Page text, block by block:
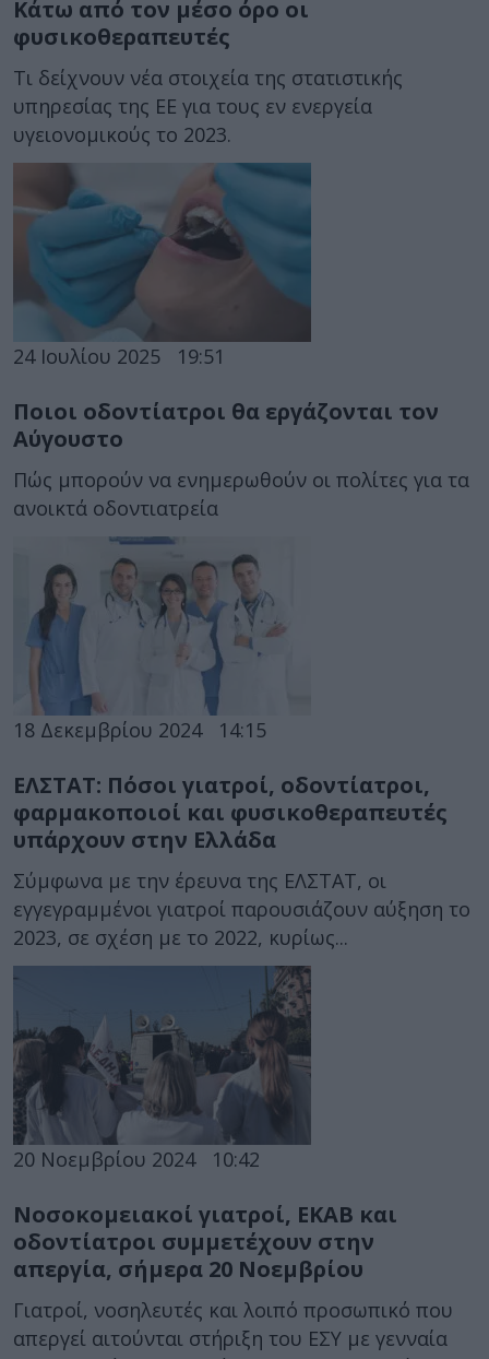
Κάτω από τον μέσο όρο οι
φυσικοθεραπευτές
Τι δείχνουν νέα στοιχεία της στατιστικής
υπηρεσίας της ΕΕ για τους εν ενεργεία
υγειονομικούς το 2023.
24 Ιουλίου 2025 19:51
Ποιοι οδοντίατροι θα εργάζονται τον
Αύγουστο
Πώς μπορούν να ενημερωθούν οι πολίτες για τα
ανοικτά οδοντιατρεία
18 Δεκεμβρίου 2024 14:15
ΕΛΣΤΑΤ: Πόσοι γιατροί, οδοντίατροι,
φαρμακοποιοί και φυσικοθεραπευτές
υπάρχουν στην Ελλάδα
Σύμφωνα με την έρευνα της ΕΛΣΤΑΤ, οι
εγγεγραμμένοι γιατροί παρουσιάζουν αύξηση το
2023, σε σχέση με το 2022, κυρίως...
20 Νοεμβρίου 2024 10:42
Νοσοκομειακοί γιατροί, ΕΚΑΒ και
οδοντίατροι συμμετέχουν στην
απεργία, σήμερα 20 Νοεμβρίου
Γιατροί, νοσηλευτές και λοιπό προσωπικό που
απεργεί αιτούνται στήριξη του ΕΣΥ με γενναία